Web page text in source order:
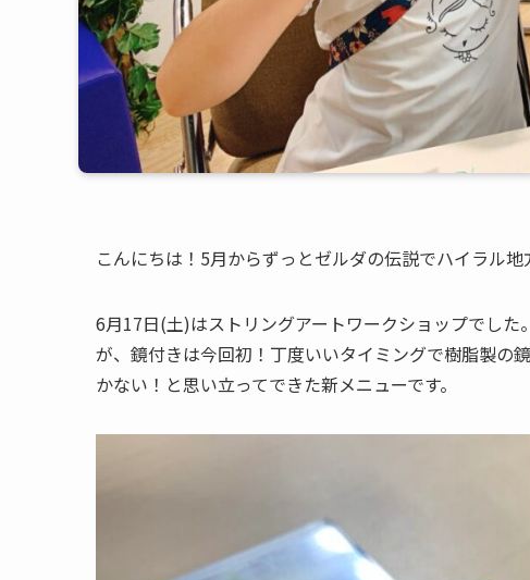
こんにちは！5月からずっとゼルダの伝説でハイラル
6月17日(土)はストリングアートワークショップでし
が、鏡付きは今回初！丁度いいタイミングで樹脂製の
かない！と思い立ってできた新メニューです。